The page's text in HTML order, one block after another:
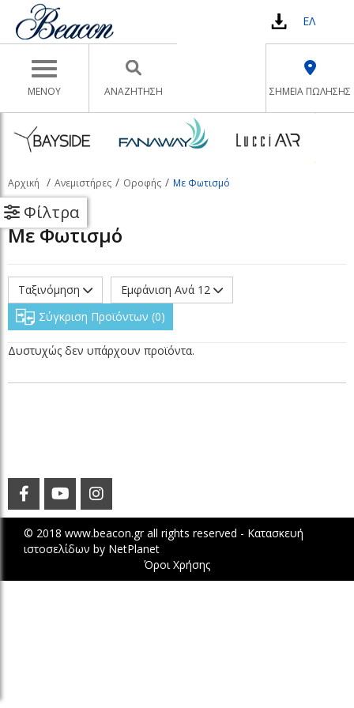
Toggle navigation
ΜΕΝΟΥ
ΕΛ
ΣΗΜΕΙΑ ΠΩΛΗΣΗΣ
ΑΝΑΖΉΤΗΣΗ
Αρχική Ανεμιστήρες Οροφής Με Φωτισμό
Φίλτρα
Με Φωτισμό
Ταξινόμηση
Εμφάνιση Ανά 12
Σύγκριση Προϊόντων 0
Δυστυχώς δεν υπάρχουν προϊόντα.
© 2018 www.beacon.gr all rights reserved - Κατασκευή
ιστοσελίδων by NetPlanet
Όροι Χρήσης